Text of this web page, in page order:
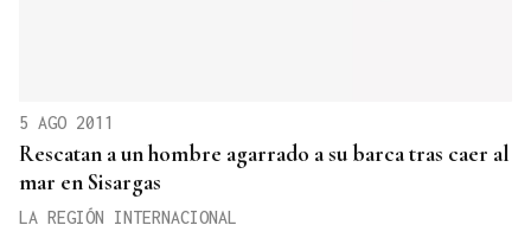
5 AGO 2011
Rescatan a un hombre agarrado a su barca tras caer al
mar en Sisargas
LA REGIÓN INTERNACIONAL